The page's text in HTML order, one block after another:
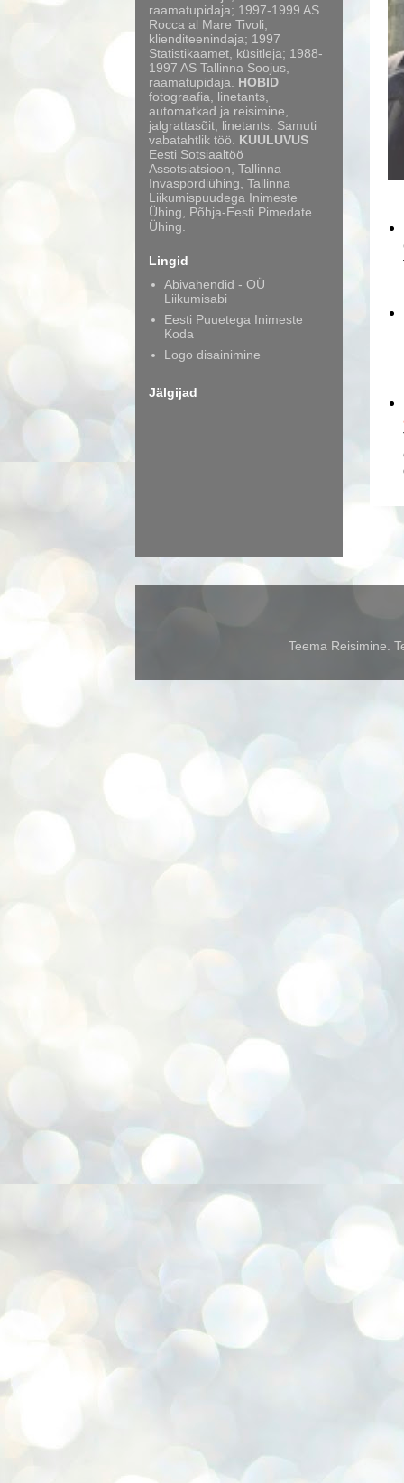
raamatupidaja; 1997-1999 AS
Rocca al Mare Tivoli,
klienditeenindaja; 1997
Statistikaamet, küsitleja; 1988-
1997 AS Tallinna Soojus,
raamatupidaja. HOBID
fotograafia, linetants,
automatkad ja reisimine,
jalgrattasõit, linetants. Samuti
vabatahtlik töö. KUULUVUS
Eesti Sotsiaaltöö
Assotsiatsioon, Tallinna
Invaspordiühing, Tallinna
Liikumispuudega Inimeste
Ühing, Põhja-Eesti Pimedate
Ühing.
Lingid
Abivahendid - OÜ
Liikumisabi
Eesti Puuetega Inimeste
Koda
Logo disainimine
Jälgijad
Teema Reisimine.